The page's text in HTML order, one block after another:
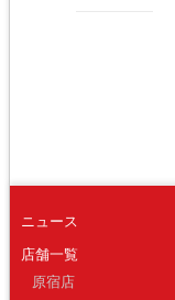
ニュース
店舗一覧
原宿店